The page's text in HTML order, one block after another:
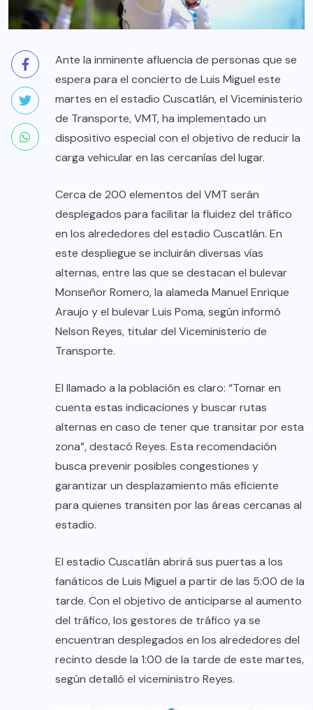
Ante la inminente afluencia de personas que se
espera para el concierto de Luis Miguel este
martes en el estadio Cuscatlán, el Viceministerio
de Transporte, VMT, ha implementado un
dispositivo especial con el objetivo de reducir la
carga vehicular en las cercanías del lugar.
Cerca de 200 elementos del VMT serán
desplegados para facilitar la fluidez del tráfico
en los alrededores del estadio Cuscatlán. En
este despliegue se incluirán diversas vías
alternas, entre las que se destacan el bulevar
Monseñor Romero, la alameda Manuel Enrique
Araujo y el bulevar Luis Poma, según informó
Nelson Reyes, titular del Viceministerio de
Transporte.
El llamado a la población es claro: “Tomar en
cuenta estas indicaciones y buscar rutas
alternas en caso de tener que transitar por esta
zona”, destacó Reyes. Esta recomendación
busca prevenir posibles congestiones y
garantizar un desplazamiento más eficiente
para quienes transiten por las áreas cercanas al
estadio.
El estadio Cuscatlán abrirá sus puertas a los
fanáticos de Luis Miguel a partir de las 5:00 de la
tarde. Con el objetivo de anticiparse al aumento
del tráfico, los gestores de tráfico ya se
encuentran desplegados en los alrededores del
recinto desde la 1:00 de la tarde de este martes,
según detalló el viceministro Reyes.